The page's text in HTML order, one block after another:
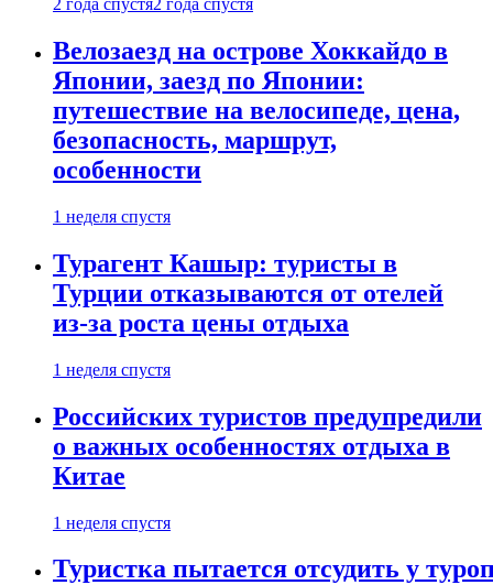
2 года спустя2 года спустя
Велозаезд на острове Хоккайдо в
Японии, заезд по Японии:
путешествие на велосипеде, цена,
безопасность, маршрут,
особенности
1 неделя спустя
Турагент Кашыр: туристы в
Турции отказываются от отелей
из-за роста цены отдыха
1 неделя спустя
Российских туристов предупредили
о важных особенностях отдыха в
Китае
1 неделя спустя
Туристка пытается отсудить у